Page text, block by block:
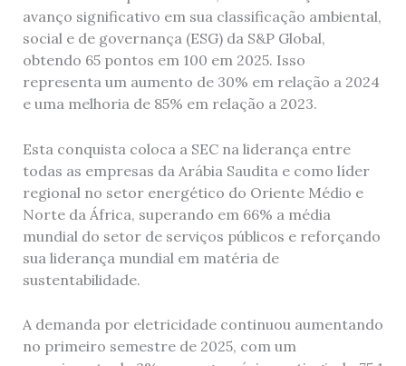
avanço significativo em sua classificação ambiental,
social e de governança (ESG) da S&P Global,
obtendo 65 pontos em 100 em 2025. Isso
representa um aumento de 30% em relação a 2024
e uma melhoria de 85% em relação a 2023.
Esta conquista coloca a SEC na liderança entre
todas as empresas da Arábia Saudita e como líder
regional no setor energético do Oriente Médio e
Norte da África, superando em 66% a média
mundial do setor de serviços públicos e reforçando
sua liderança mundial em matéria de
sustentabilidade.
A demanda por eletricidade continuou aumentando
no primeiro semestre de 2025, com um